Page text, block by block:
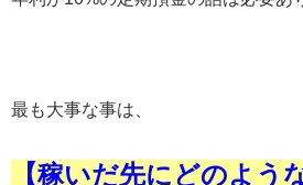
最も大事な事は、
【稼いだ先にどのよう